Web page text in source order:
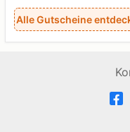
Alle Gutscheine